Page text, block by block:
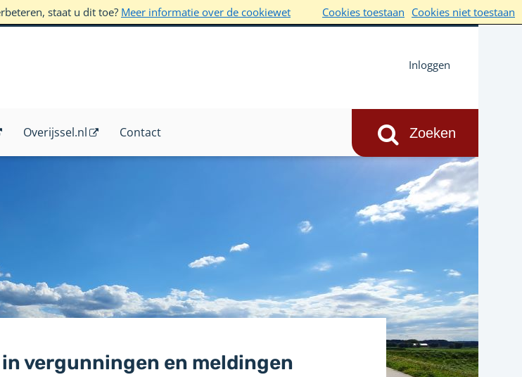
staat u dit toe? Meer informatie over de cookiewet Cookies toestaan Cookies niet toestaan
Inloggen
Overijssel.nl Contact
vergunningen en meldingen